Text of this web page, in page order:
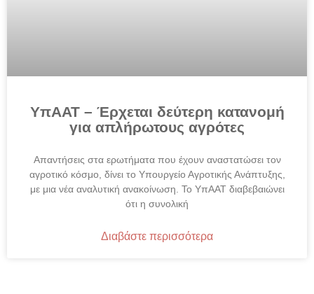
ΥπΑΑΤ – Έρχεται δεύτερη κατανομή
για απλήρωτους αγρότες
Απαντήσεις στα ερωτήματα που έχουν αναστατώσει τον
αγροτικό κόσμο, δίνει το Υπουργείο Αγροτικής Ανάπτυξης,
με μια νέα αναλυτική ανακοίνωση. Το ΥπΑΑΤ διαβεβαιώνει
ότι η συνολική
Διαβάστε περισσότερα